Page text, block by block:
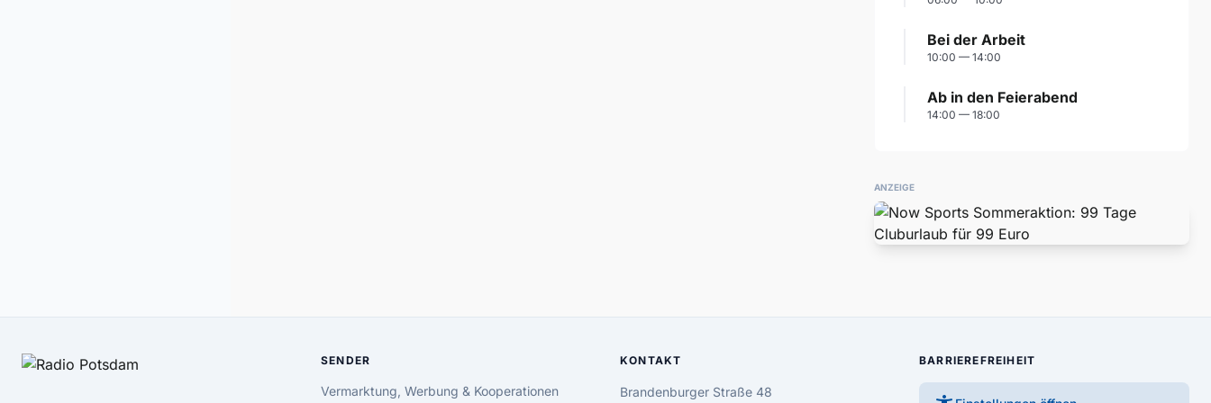
Bei der Arbeit
10:00 — 14:00
Ab in den Feierabend
14:00 — 18:00
ANZEIGE
SENDER
Vermarktung, Werbung & Kooperationen
KONTAKT
Brandenburger Straße 48
BARRIEREFREIHEIT